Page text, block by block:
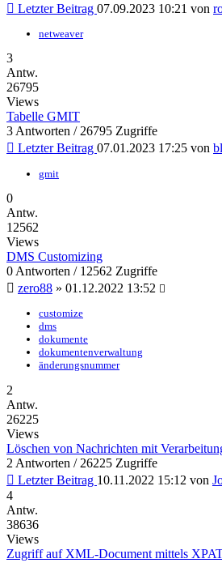
Letzter Beitrag 07.09.2023 10:21 von
netweaver
3
Antw.
26795
Views
Tabelle GMIT
3 Antworten / 26795 Zugriffe
Letzter Beitrag 07.01.2023 17:25 von
gmit
0
Antw.
12562
Views
DMS Customizing
0 Antworten / 12562 Zugriffe
zero88 » 01.12.2022 13:52
customize
dms
dokumente
dokumentenverwaltung
änderungsnummer
2
Antw.
26225
Views
Löschen von Nachrichten mit
2 Antworten / 26225 Zugriffe
Letzter Beitrag 10.11.2022 15:12 von
4
Antw.
38636
Views
Zugriff auf XML-Document mittels